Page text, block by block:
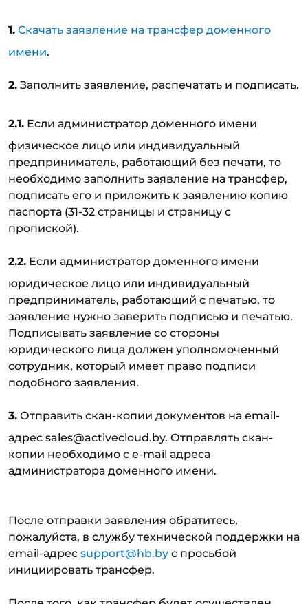
1. Скачать заявление на трансфер доменного
имени.
2. Заполнить заявление, распечатать и подписать.
2.1. Если администратор доменного имени
физическое лицо или индивидуальный
предприниматель, работающий без печати, то
необходимо заполнить заявление на трансфер,
подписать его и приложить к заявлению копию
паспорта (31-32 страницы и страницу с
пропиской).
2.2. Если администратор доменного имени
юридическое лицо или индивидуальный
предприниматель, работающий с печатью, то
заявление нужно заверить подписью и печатью.
Подписывать заявление со стороны
юридического лица должен уполномоченный
сотрудник, который имеет право подписи
подобного заявления.
3. Отправить скан-копии документов на email-
адрес sales@activecloud.by. Отправлять скан-
копии необходимо с e-mail адреса
администратора доменного имени.
После отправки заявления обратитесь,
пожалуйста, в службу технической поддержки на
email-адрес support@hb.by с просьбой
инициировать трансфер.